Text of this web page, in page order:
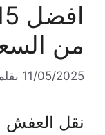
من
11/05/2025
نقل العفش